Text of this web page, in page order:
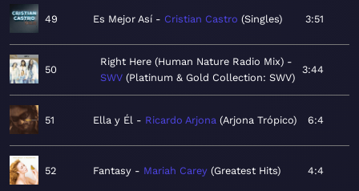
49 Es Mejor Así Cristian Castro Singles 3:51
50
Right Here (Human Nature Radio Mix)
SWV Platinum & Gold Collection: SWV
3:44
51 Ella y Él Ricardo Arjona Arjona Trópico 6:4
52 Fantasy Mariah Carey Greatest Hits 4:4